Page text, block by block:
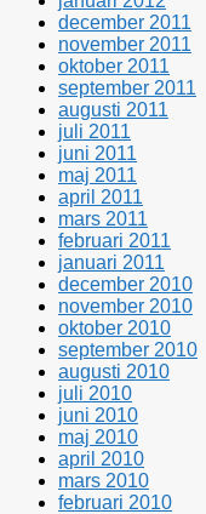
december 2011
november 2011
oktober 2011
september 2011
augusti 2011
juli 2011
juni 2011
maj 2011
april 2011
mars 2011
februari 2011
januari 2011
december 2010
november 2010
oktober 2010
september 2010
augusti 2010
juli 2010
juni 2010
maj 2010
april 2010
mars 2010
februari 2010